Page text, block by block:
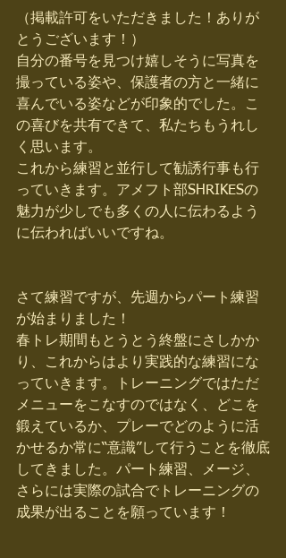
（掲載許可をいただきました！ありが
とうございます！）
自分の番号を見つけ嬉しそうに写真を
撮っている姿や、保護者の方と一緒に
喜んでいる姿などが印象的でした。こ
の喜びを共有できて、私たちもうれし
く思います。
これから練習と並行して勧誘行事も行
っていきます。アメフト部SHRIKESの
魅力が少しでも多くの人に伝わるよう
に伝わればいいですね。
さて練習ですが、先週からパート練習
が始まりました！
春トレ期間もとうとう終盤にさしかか
り、これからはより実践的な練習にな
っていきます。トレーニングではただ
メニューをこなすのではなく、どこを
鍛えているか、プレーでどのように活
かせるか常に“意識”して行うことを徹底
してきました。パート練習、メージ、
さらには実際の試合でトレーニングの
成果が出ることを願っています！